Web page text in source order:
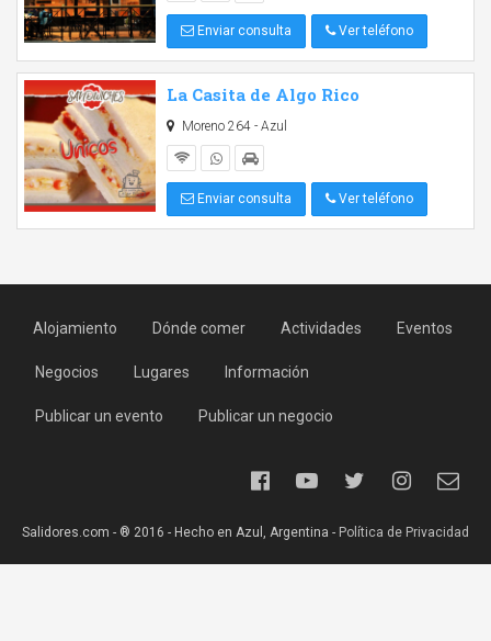
Enviar consulta Ver teléfono
La Casita de Algo Rico
Moreno 264 - Azul
Enviar consulta Ver teléfono
Alojamiento Dónde comer Actividades Eventos
Negocios Lugares Información
Publicar un evento Publicar un negocio
Salidores.com - ® 2016 - Hecho en Azul, Argentina - Política de Privacidad